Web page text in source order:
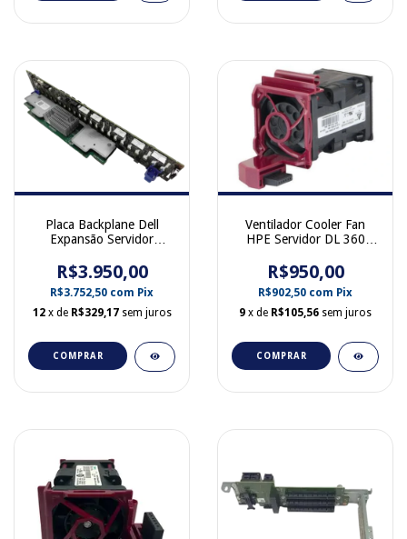
Placa Backplane Dell
Expansão Servidor
0P1MJ3
R$3.950,00
R$3.752,50 com Pix
12 x de R$329,17 sem juros
COMPRAR
Ventilador Cooler Fan
HPE Servidor DL 360
875284-001 869409-001
P43821-001 P43820-001
R$950,00
R$902,50 com Pix
9 x de R$105,56 sem juros
COMPRAR